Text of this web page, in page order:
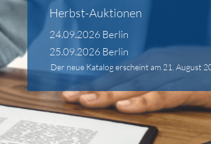
Herbst-Auktionen
24.09.2026 Berlin
25.09.2026 Berlin
Der neue Katalog erscheint am 21. August